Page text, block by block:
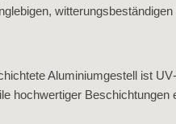
witterungsbeständigen
Aluminiumgestell ist
hochwertiger Beschichtungen